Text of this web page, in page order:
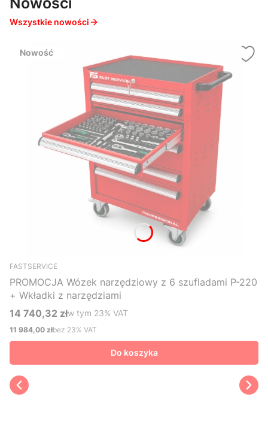
Wszystkie nowości
Nowość
FASTSERVICE
PROMOCJA Wózek narzędziowy z 6 szufladami P-220
+ Wkładki z narzędziami
Cena brutto
14 740,32 złw tym %s VAT
w tym 23% VAT
Cena netto
11 984,00 złbez 23% VAT
Do koszyka